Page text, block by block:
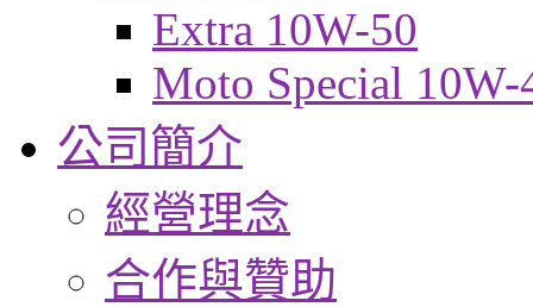
Extra 10W-50
Moto Special 10W-
公司簡介
經營理念
合作與贊助